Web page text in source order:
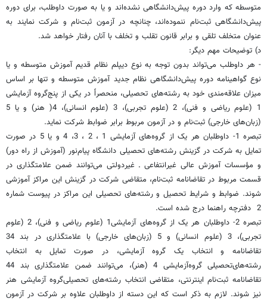
متوسطه‌ که‌ وارد دوره‌ پیش‌دانشگاهی‌ نشده‌اند و یا به‌ صورت‌ داوطلب‌، برای‌ دوره‌
پیش‌دانشگاهی‌ ثبت‌نام‌ ننموده‌اند، چنانچه‌ در آزمون ‌ثبت‌نام‌ و شرکت‌ نمایند به‌
عنوان ‌متخلف‌ تلقی‌ و برابر قانون‌ تقلب‌ و تخلف‌ با آنان‌ رفتار خواهد شد.
د) توضیحات‌ مهم دیگر:
- هر داوطلب‌ می‌تواند بدون‌ توجه‌ به‌ نوع‌ دیپلم‌ نظام‌ قدیم‌ آموزش‌ متوسطه‌ و یا
نوع‌ گواهینامه‌ دوره‌ پیش‌دانشگاهی‌ نظام‌ جدید آموزش‌ متوسطه‌ و تنها بر اساس‌
میزان‌ علاقه‌مندی‌ خود به‌ رشته‌های‌ تحصیلی‌، منحصراً در یکی‌ از پنج‌گروه‌ آزمایشی‌
1 (علوم‌ ریاضی‌ و فنی)‌، 2 (علوم‌ تجربی)‌، 3 (علوم‌ انسانی)‌، 4( هنر) و یا 5
(زبان‌های خارجی)‌ ثبت‌نام‌ و در آزمون‌ مربوط برابر ضوابط شرکت‌ نماید.
تبصره 1- داوطلبان‌ هر یک‌ از گروه‌های‌ آزمایشی‌ 1 ، 2 ، 3، 4 و یا 5 در صورت‌
تمایل‌ به‌ شرکت‌ در گزینش‌ رشته‌های‌ تحصیلی‌ دانشگاه پیام‌‌نور (آموزش ‌از راه ‌دور)
و مؤسسات آموزش عالی غیرانتفاعی ـ غیردولتی می‌توانند ضمن‌ علامتگذاری‌ در
قسمت‌ مربوط در تقاضانامه‌ ثبت‌نام‌، متقاضی‌ شرکت‌ در گزینش‌ این مراکز آموزشی
شوند. ضوابط و شرایط تحصیل‌ و رشته‌های‌ تحصیلی‌ این مراکز در پیوست شماره
2 ‌ دفترچه راهنما ‌درج‌ شده‌ است.
تبصره ‌2- داوطلبان ‌هر یک‌ از گروه‌های‌ آزمایشی‌1 (علوم ‌ریاضی‌ و فنی‌)، 2 (علوم‌
تجربی‌)، 3 (علوم‌ انسانی‌) و 5 (زبان‌های خارجی‌) با علامتگذاری در بند 34
تقاضانامه و انتخاب یک گروه آزمایشی، در صورت‌ تمایل‌ به‌ انتخاب‌
‌رشته‌های‌تحصیلی‌ گروه‌آزمایشی‌ 4 (هنر)، می‌توانند ضمن‌ علامتگذاری‌ بند 44
تقاضانامه‌ ثبت‌نام اینترنتی، متقاضی‌ انتخاب‌ رشته‌های‌ تحصیلی‌گروه‌ آزمایشی‌ هنر
نیز شوند. لازم ‌به‌ ذکر است‌ که‌ این‌ دسته‌ از داوطلبان‌ علاوه‌ بر شرکت‌ در آزمون‌